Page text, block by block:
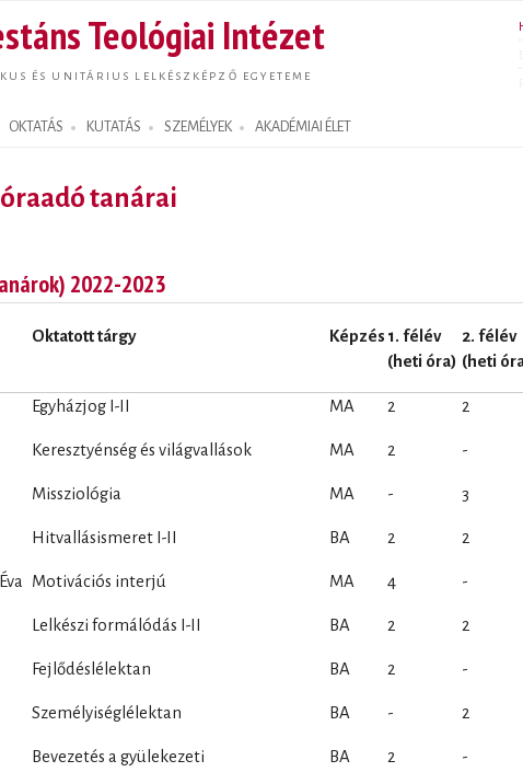
tartalomra
Teológiai Intézet
ÉS UNITÁRIUS LELKÉSZKÉPZŐ EGYETEME
OKTATÁS KUTATÁS SZEMÉLYEK AKADÉMIAI ÉLET
tanárai
2022-2023
Oktatott tárgy Képzés 1. félév
(heti óra)
2. félév
(heti
Egyházjog I-II MA 2 2
Keresztyénség és világvallások MA 2 -
Missziológia MA - 3
Hitvallásismeret I-II BA 2 2
Motivációs interjú MA 4 -
Lelkészi formálódás I-II BA 2 2
Fejlődéslélektan BA 2 -
Személyiséglélektan BA - 2
Bevezetés a gyülekezeti
BA 2 -